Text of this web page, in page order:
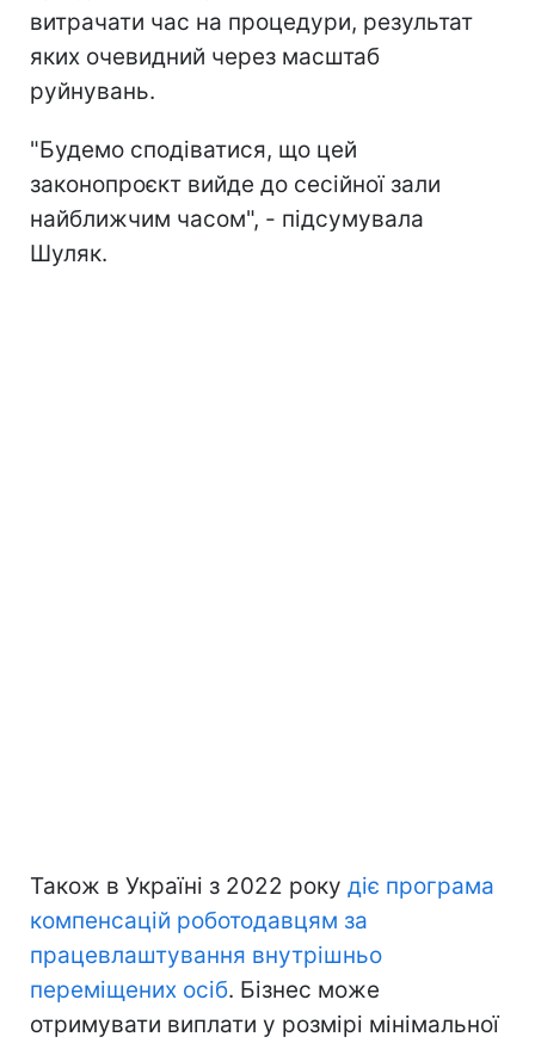
витрачати час на процедури, результат
яких очевидний через масштаб
руйнувань.
"Будемо сподіватися, що цей
законопроєкт вийде до сесійної зали
найближчим часом", - підсумувала
Шуляк.
Також в Україні з 2022 року діє програма
компенсацій роботодавцям за
працевлаштування внутрішньо
переміщених осіб. Бізнес може
отримувати виплати у розмірі мінімальної